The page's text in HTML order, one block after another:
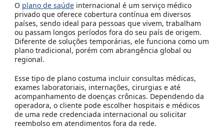
O plano de saúdeinternacional é um serviço médico
privado que oferece cobertura contínua em diversos
países, sendo ideal para pessoas que vivem, trabalham
ou passam longos períodos fora do seu país de origem.
Diferente de soluções temporárias, ele funciona como um
plano tradicional, porém com abrangência global ou
regional.
Esse tipo de plano costuma incluir consultas médicas,
exames laboratoriais, internações, cirurgias e até
acompanhamento de doenças crônicas. Dependendo da
operadora, o cliente pode escolher hospitais e médicos
de uma rede credenciada internacional ou solicitar
reembolso em atendimentos fora da rede.